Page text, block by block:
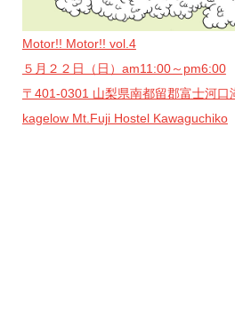
Motor!! Motor!! vol.4
５月２２日（日）am11:00～pm6:00
〒401-0301 山梨県南都留郡富士河口
kagelow Mt.Fuji Hostel Kawaguchiko